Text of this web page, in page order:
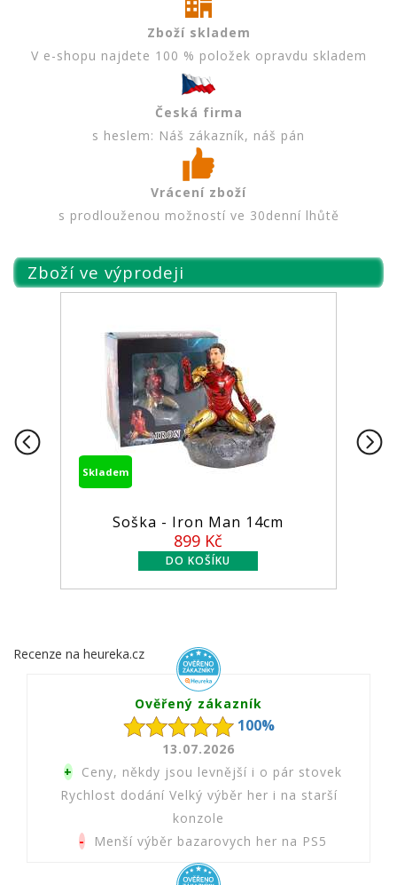
Zboží skladem
V e-shopu najdete 100 % položek opravdu skladem
Česká firma
s heslem: Náš zákazník, náš pán
Vrácení zboží
s prodlouženou možností ve 30denní lhůtě
Zboží ve výprodeji
Soška - Iron Man 14cm
Recenze na heureka.cz
Ověřený zákazník
100%
13.07.2026
+ Ceny, někdy jsou levnější i o pár stovek
Rychlost dodání Velký výběr her i na starší
konzole
- Menší výběr bazarovych her na PS5